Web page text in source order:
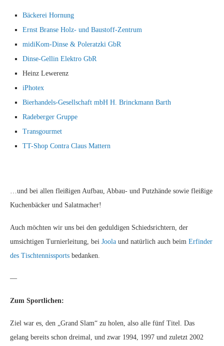
Bäckerei Hornung
Ernst Branse Holz- und Baustoff-Zentrum
midiKom-Dinse & Poleratzki GbR
Dinse-Gellin Elektro GbR
Heinz Lewerenz
iPhotex
Bierhandels-Gesellschaft mbH H. Brinckmann Barth
Radeberger Gruppe
Transgourmet
TT-Shop Contra Claus Mattern
…und bei allen fleißigen Aufbau, Abbau- und Putzhände sowie fleißige
Kuchenbäcker und Salatmacher!
Auch möchten wir uns bei den geduldigen Schiedsrichtern, der
umsichtigen Turnierleitung, bei Joola und natürlich auch beim Erfinder
des Tischtennissports bedanken.
—
Zum Sportlichen:
Ziel war es, den „Grand Slam“ zu holen, also alle fünf Titel. Das
gelang bereits schon dreimal, und zwar 1994, 1997 und zuletzt 2002